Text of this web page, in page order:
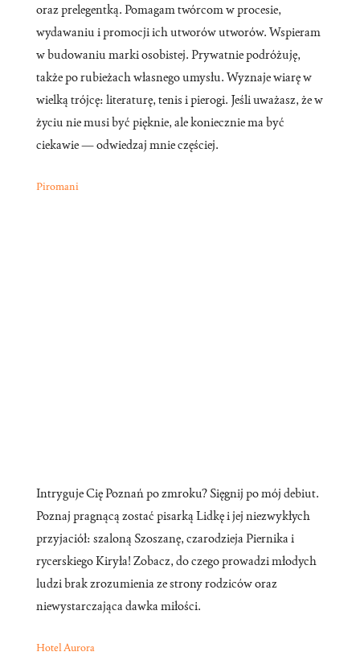
oraz prelegentką. Pomagam twórcom w procesie,
wydawaniu i promocji ich utworów utworów. Wspieram
w budowaniu marki osobistej. Prywatnie podróżuję,
także po rubieżach własnego umysłu. Wyznaje wiarę w
wielką trójcę: literaturę, tenis i pierogi. Jeśli uważasz, że w
życiu nie musi być pięknie, ale koniecznie ma być
ciekawie — odwiedzaj mnie częściej.
Piromani
Intryguje Cię Poznań po zmroku? Sięgnij po mój debiut.
Poznaj pragnącą zostać pisarką Lidkę i jej niezwykłych
przyjaciół: szaloną Szoszanę, czarodzieja Piernika i
rycerskiego Kiryła! Zobacz, do czego prowadzi młodych
ludzi brak zrozumienia ze strony rodziców oraz
niewystarczająca dawka miłości.
Hotel Aurora